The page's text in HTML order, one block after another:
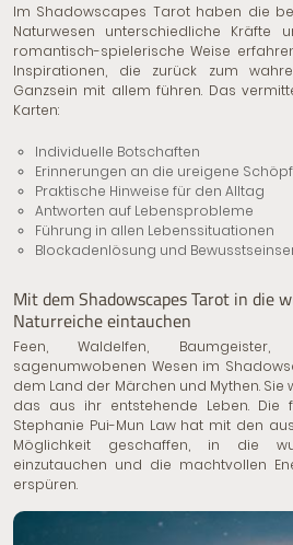
Im Shadowscapes Tarot haben die
Naturwesen unterschiedliche Kräfte
romantisch-spielerische Weise
Inspirationen, die zurück zum
Ganzsein mit allem führen. Das
Karten:
Individuelle Botschaften
Erinnerungen an die ureigene
Praktische Hinweise für den Alltag
Antworten auf Lebensprobleme
Führung in allen Lebenssituationen
Blockadenlösung und
Mit dem Shadowscapes Tarot in die
Naturreiche eintauchen
Feen, Waldelfen,
sagenumwobenen Wesen im
dem Land der Märchen und Mythen.
das aus ihr entstehende Leben. Die
Stephanie Pui-Mun Law hat mit den
Möglichkeit geschaffen, in die
einzutauchen und die machtvollen
erspüren.